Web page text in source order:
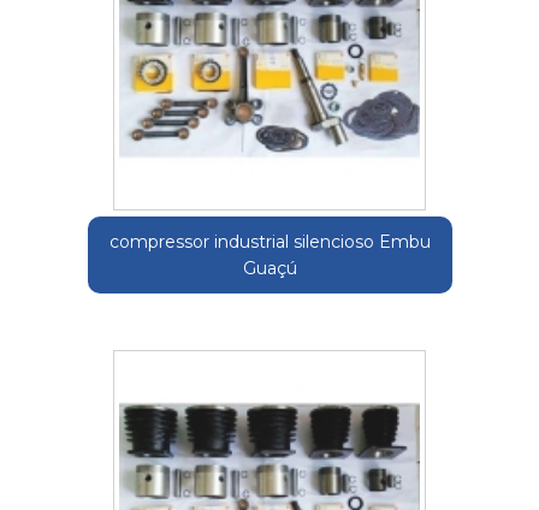
compressor industrial silencioso Embu
Guaçú